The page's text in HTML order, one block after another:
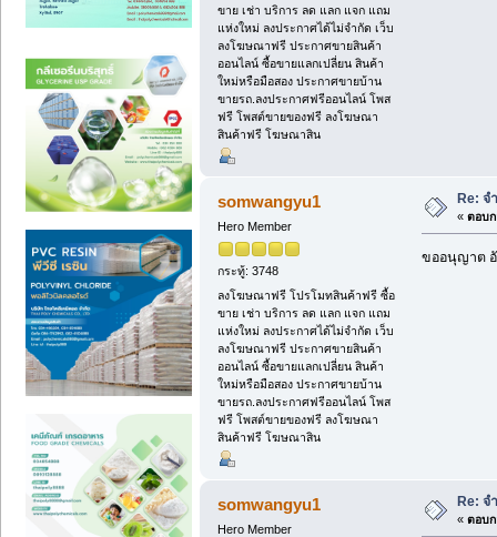
ขาย เช่า บริการ ลด แลก แจก แถม
แห่งใหม่ ลงประกาศได้ไม่จำกัด เว็บ
ลงโฆษณาฟรี ประกาศขายสินค้า
ออนไลน์ ซื้อขายแลกเปลี่ยน สินค้า
ใหม่หรือมือสอง ประกาศขายบ้าน
ขายรถ.ลงประกาศฟรีออนไลน์ โพส
ฟรี โพสต์ขายของฟรี ลงโฆษณา
สินค้าฟรี โฆษณาสิน
somwangyu1
Hero Member
กระทู้: 3748
ลงโฆษณาฟรี โปรโมทสินค้าฟรี ซื้อ
ขาย เช่า บริการ ลด แลก แจก แถม
แห่งใหม่ ลงประกาศได้ไม่จำกัด เว็บ
ลงโฆษณาฟรี ประกาศขายสินค้า
ออนไลน์ ซื้อขายแลกเปลี่ยน สินค้า
ใหม่หรือมือสอง ประกาศขายบ้าน
ขายรถ.ลงประกาศฟรีออนไลน์ โพส
ฟรี โพสต์ขายของฟรี ลงโฆษณา
สินค้าฟรี โฆษณาสิน
Re: จ
« ตอบก
ขออนุญาต
somwangyu1
Hero Member
Re: จ
« ตอบก